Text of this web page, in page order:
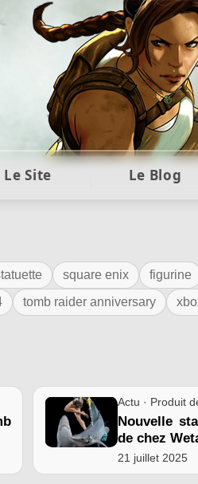
: statues, objets et
Le Site Le Blog
square enix figurine
tomb raider anniversary
Actu · Produit
Nouvelle
de chez
21 juillet 2025